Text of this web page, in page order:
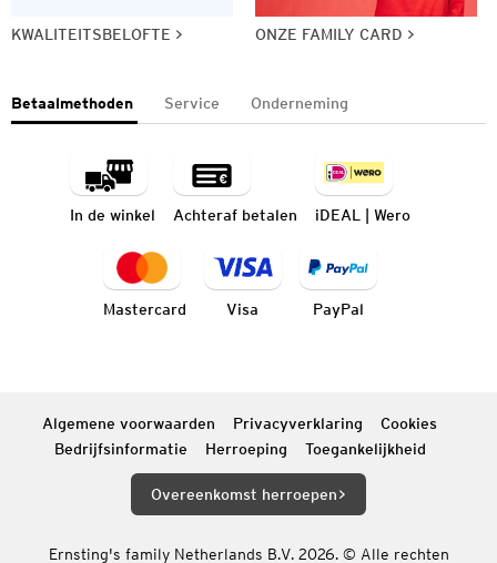
KWALITEITSBELOFTE ONZE FAMILY CARD
Betaalmethoden Service Onderneming
In de winkel Achteraf betalen iDEAL | Wero
Mastercard Visa PayPal
Algemene voorwaarden Privacyverklaring
Cookies
Bedrijfsinformatie
Herroeping Toegankelijkheid
Overeenkomst herroepen
Ernsting's family Netherlands B.V. 2026. © Alle rechten